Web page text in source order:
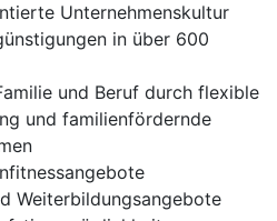
Unternehmenskultur
in über 600
und Beruf durch flexible
und familienfördernde
Weiterbildungsangebote